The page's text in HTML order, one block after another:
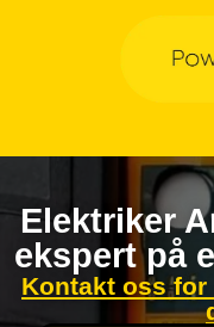
Elektriker
ekspert på
Kontakt oss